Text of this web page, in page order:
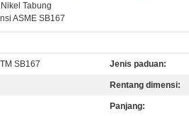
Tabung
ASME SB167
SB167 Jenis paduan:
Rentang dimensi:
Panjang: